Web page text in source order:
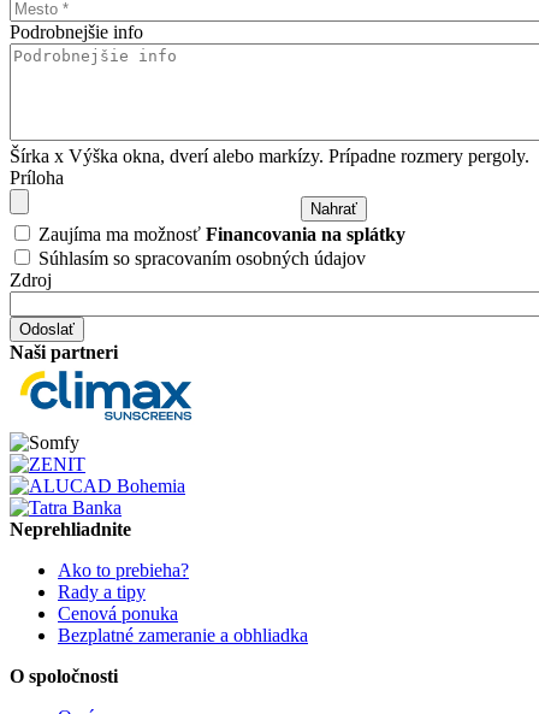
Podrobnejšie info
Šírka x Výška okna, dverí alebo markízy. Prípadne rozmery pergoly.
Príloha
Zaujíma ma možnosť Financovania na splátky
Súhlasím so spracovaním osobných údajov
Zdroj
Naši partneri
Neprehliadnite
Ako to prebieha?
Rady a tipy
Cenová ponuka
Bezplatné zameranie a obhliadka
O spoločnosti